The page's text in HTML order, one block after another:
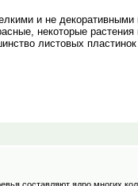
и не
некоторые
листовых